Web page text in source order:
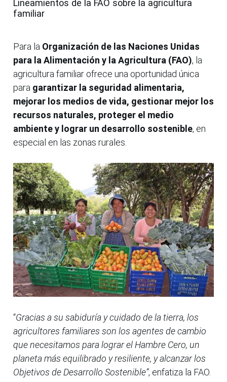
Lineamientos de la FAO sobre la agricultura
familiar
Para la Organización de las Naciones Unidas
para la Alimentación y la Agricultura (FAO), la
agricultura familiar ofrece una oportunidad única
para garantizar la seguridad alimentaria,
mejorar los medios de vida, gestionar mejor los
recursos naturales, proteger el medio
ambiente y lograr un desarrollo sostenible, en
especial en las zonas rurales.
“Gracias a su sabiduría y cuidado de la tierra, los
agricultores familiares son los agentes de cambio
que necesitamos para lograr el Hambre Cero, un
planeta más equilibrado y resiliente, y alcanzar los
Objetivos de Desarrollo Sostenible”, enfatiza la FAO.